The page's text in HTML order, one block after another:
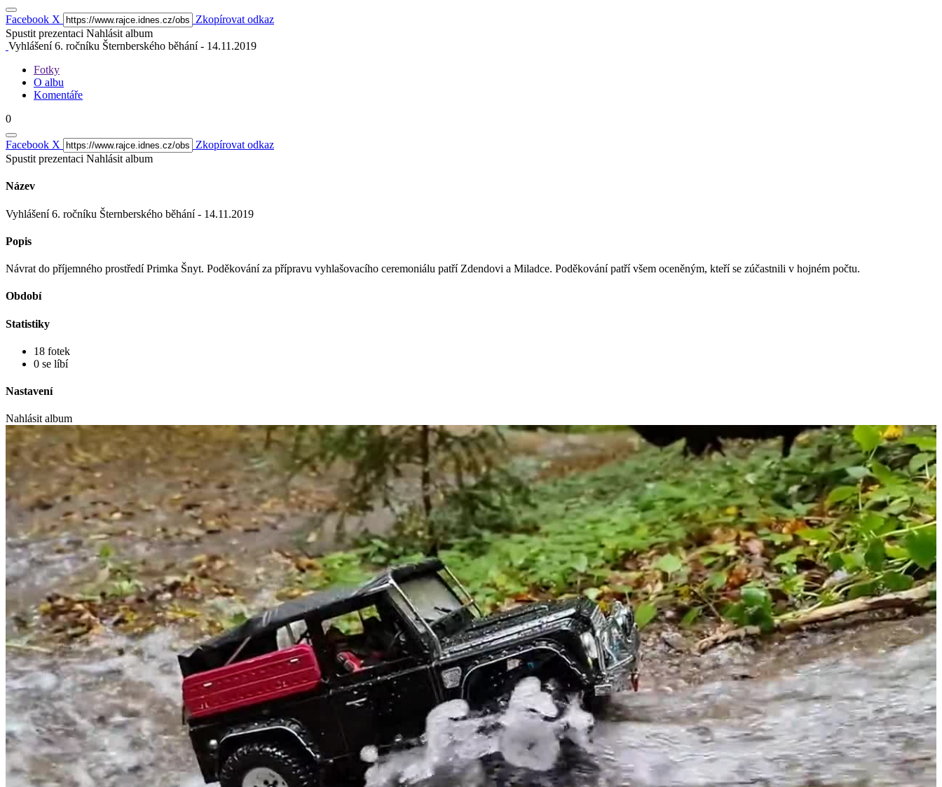
Facebook X
Zkopírovat odkaz
Spustit prezentaci Nahlásit album
Vyhlášení 6. ročníku Šternberského běhání - 14.11.2019
Fotky
O albu
Komentáře
0
Facebook X
Zkopírovat odkaz
Spustit prezentaci Nahlásit album
Název
Vyhlášení 6. ročníku Šternberského běhání - 14.11.2019
Popis
Návrat do příjemného prostředí Primka Šnyt. Poděkování za přípravu vyhlašovacího ceremoniálu patří Zdendovi a Miladce. Poděkování patří všem oceněným, kteří se zúčastnili v hojném počtu.
Období
Statistiky
18 fotek
0 se líbí
Nastavení
Nahlásit album